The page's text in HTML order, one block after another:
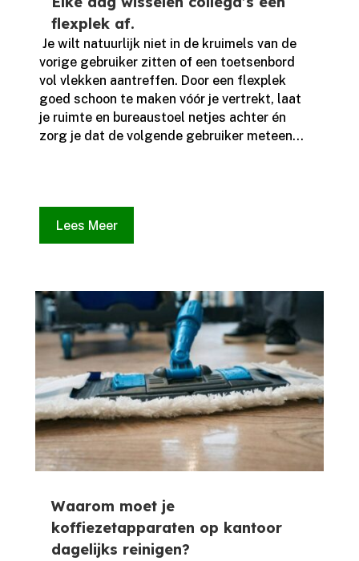
flexplek af.
​ Je wilt natuurlijk niet in de kruimels van de
vorige gebruiker zitten of een toetsenbord
vol vlekken aantreffen.​ Door een flexplek
goed schoon te maken vóór je vertrekt, laat
je ruimte en bureaustoel netjes achter én
zorg je dat de volgende gebruiker meteen...
Lees Meer
Waarom moet je
koffiezetapparaten op kantoor
dagelijks reinigen?